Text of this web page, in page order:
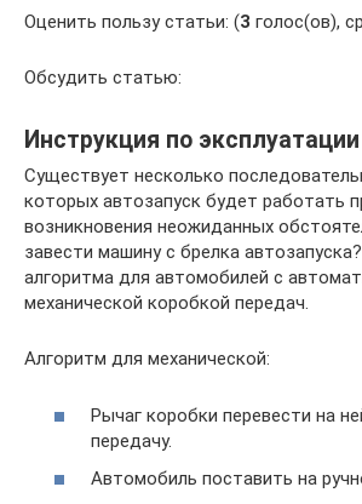
Оценить пользу статьи: (3 голос(ов),
Обсудить статью:
Инструкция по
Существует несколько
которых автозапуск будет работать
возникновения неожиданных
завести машину с брелка
алгоритма для автомобилей с
механической коробкой передач.
Алгоритм для механической:
Рычаг коробки перевести на
передачу.
Автомобиль поставить на